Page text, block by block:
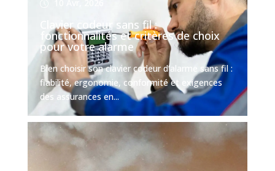
Clavier codeur sans fil :
fonctionnalités et critères de choix
pour votre alarme
Bien choisir son clavier codeur d’alarme sans fil :
fiabilité, ergonomie, conformité et exigences
des assurances en...